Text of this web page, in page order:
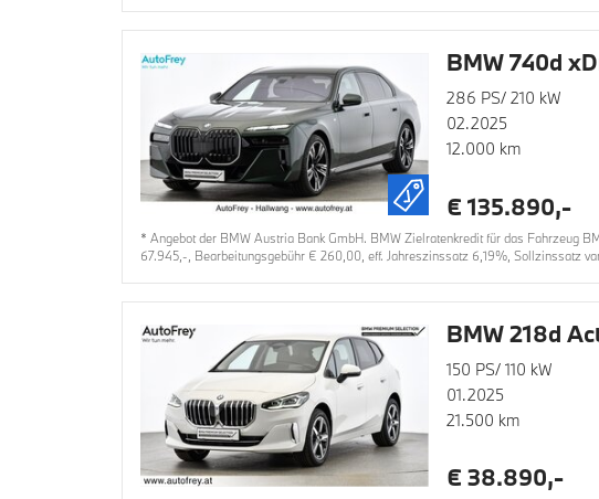
BMW 740d
286 PS/ 210 kW
02.2025
12.000 km
€ 135.890,-
* Angebot der BMW Austria Bank GmbH. BMW Zielratenkredit für das Fahrzeug
67.945,-, Bearbeitungsgebühr € 260,00, eff. Jahreszinssatz 6,19%, Sollzinssatz
BMW 218d
150 PS/ 110 kW
01.2025
21.500 km
€ 38.890,-